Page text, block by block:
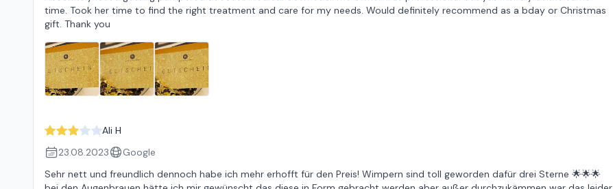
time. Took her time to find the right treatment and care for my needs. Would definitely recommend as a bday or Christmas
gift. Thank you
Ali H
23.08.2023
Google
Sehr nett und freundlich dennoch habe ich mehr erhofft für den Preis! Wimpern sind toll geworden dafür drei Sterne 🌟🌟🌟